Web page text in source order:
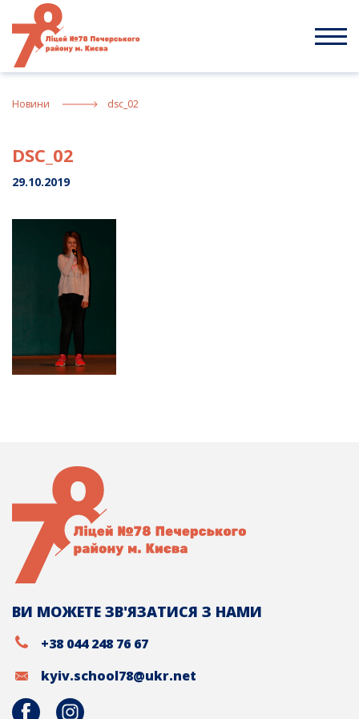
content
Новини dsc_02
DSC_02
29.10.2019
ВИ МОЖЕТЕ ЗВ'ЯЗАТИСЯ З НАМИ
+38 044 248 76 67
kyiv.school78@ukr.net